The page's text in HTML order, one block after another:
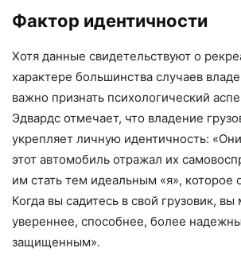
Фактор идентичности
Хотя данные свидетельствуют о
характере большинства случаев
важно признать психологический
Эдвардс отмечает, что владение
укрепляет личную идентичность:
этот автомобиль отражал их
им стать тем идеальным «я», которое
Когда вы садитесь в свой грузовик,
увереннее, способнее, более
защищенным».